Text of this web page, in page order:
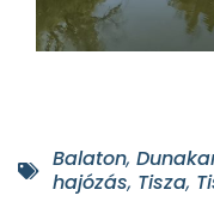
Balaton,
hajózás, Tisza,